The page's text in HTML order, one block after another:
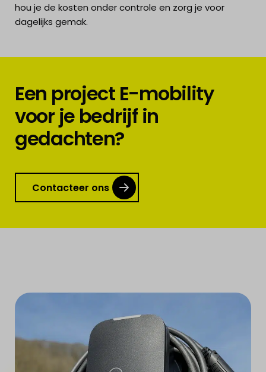
hou je de kosten onder controle en zorg je voor
dagelijks gemak.
Een project E-mobility
voor je bedrijf in
gedachten?
Contacteer ons